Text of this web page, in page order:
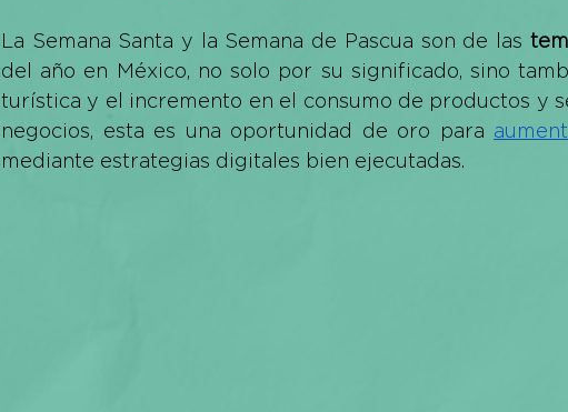
La Semana Santa y la Semana de Pascua son de las
del año en México, no solo por su significado, sino
turística y el incremento en el consumo de productos y
negocios, esta es una oportunidad de oro para
mediante estrategias digitales bien ejecutadas.